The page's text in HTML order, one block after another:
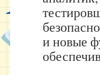
и новые